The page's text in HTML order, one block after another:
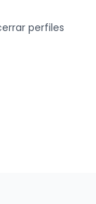
perfiles